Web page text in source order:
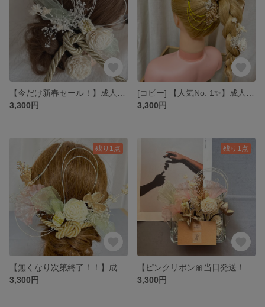
3,300円
3,300円
残り1点
3,300円
残り1点
3,300円